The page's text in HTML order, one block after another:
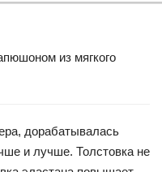
из мягкого
дорабатывалась
и лучше. Толстовка не